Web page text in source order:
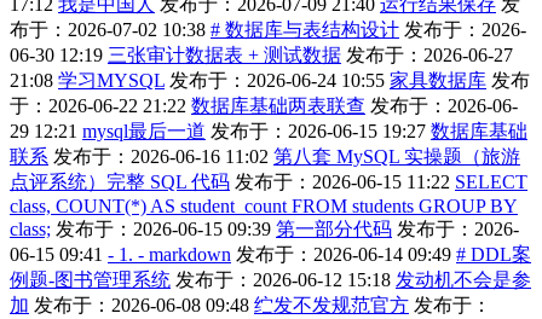
17:12 我是中国人 发布于：2026-07-09 21:40 运行结果保存 发
布于：2026-07-02 10:38 # 数据库与表结构设计 发布于：2026-
06-30 12:19 三张审计数据表 + 测试数据 发布于：2026-06-27
21:08 学习MYSQL 发布于：2026-06-24 10:55 家具数据库 发布
于：2026-06-22 21:22 数据库基础两表联查 发布于：2026-06-
29 12:21 mysql最后一道 发布于：2026-06-15 19:27 数据库基础
联系 发布于：2026-06-16 11:02 第八套 MySQL 实操题（旅游
点评系统）完整 SQL 代码 发布于：2026-06-15 11:22 SELECT
class, COUNT(*) AS student_count FROM students GROUP BY
class; 发布于：2026-06-15 09:39 第一部分代码 发布于：2026-
06-15 09:41 - 1. - markdown 发布于：2026-06-14 09:49 # DDL案
例题-图书管理系统 发布于：2026-06-12 15:18 发动机不会是参
加 发布于：2026-06-08 09:48 纻发不发规范官方 发布于：